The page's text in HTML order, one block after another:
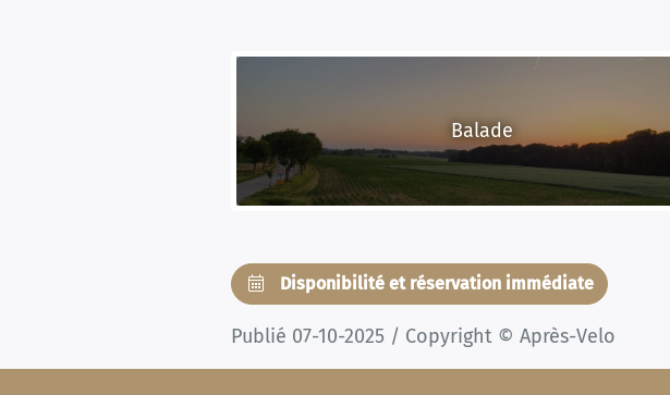
Balade
Disponibilité et réservation immédiate
Publié 07-10-2025 / Copyright © Après-Velo